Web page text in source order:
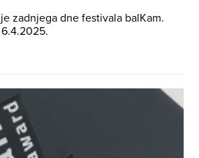
zadnjega dne festivala balKam.